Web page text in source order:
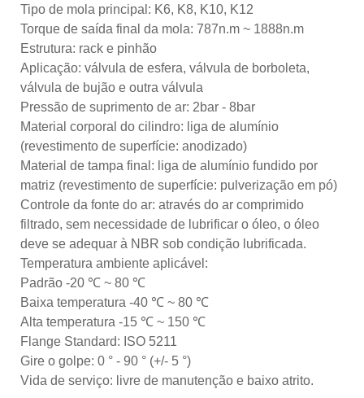
Tipo de mola principal: K6, K8, K10, K12
Torque de saída final da mola: 787n.m ~ 1888n.m
Estrutura: rack e pinhão
Aplicação: válvula de esfera, válvula de borboleta,
válvula de bujão e outra válvula
Pressão de suprimento de ar: 2bar - 8bar
Material corporal do cilindro: liga de alumínio
(revestimento de superfície: anodizado)
Material de tampa final: liga de alumínio fundido por
matriz (revestimento de superfície: pulverização em pó)
Controle da fonte do ar: através do ar comprimido
filtrado, sem necessidade de lubrificar o óleo, o óleo
deve se adequar à NBR sob condição lubrificada.
Temperatura ambiente aplicável:
Padrão -20 ℃ ~ 80 ℃
Baixa temperatura -40 ℃ ~ 80 ℃
Alta temperatura -15 ℃ ~ 150 ℃
Flange Standard: ISO 5211
Gire o golpe: 0 ° - 90 ° (+/- 5 °)
Vida de serviço: livre de manutenção e baixo atrito.